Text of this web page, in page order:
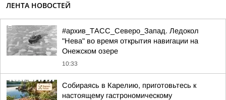
ЛЕНТА НОВОСТЕЙ
#архив_ТАСС_Северо_Запад. Ледокол
"Нева" во время открытия навигации на
Онежском озере
10:33
Собираясь в Карелию, приготовьтесь к
настоящему гастрономическому